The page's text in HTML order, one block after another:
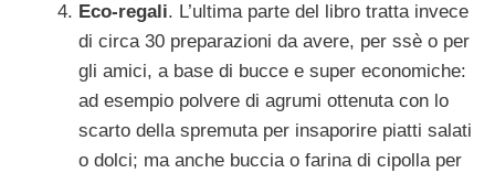
Eco-regali. L’ultima parte del libro tratta invece
di circa 30 preparazioni da avere, per ssè o per
gli amici, a base di bucce e super economiche:
ad esempio polvere di agrumi ottenuta con lo
scarto della spremuta per insaporire piatti salati
o dolci; ma anche buccia o farina di cipolla per